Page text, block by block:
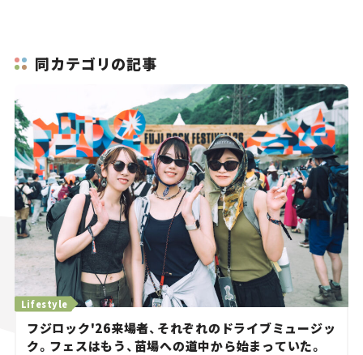
同カテゴリの記事
フジロック'26来場者、それぞれのドライブミュージッ
ク。フェスはもう、苗場への道中から始まっていた。
Lifestyle